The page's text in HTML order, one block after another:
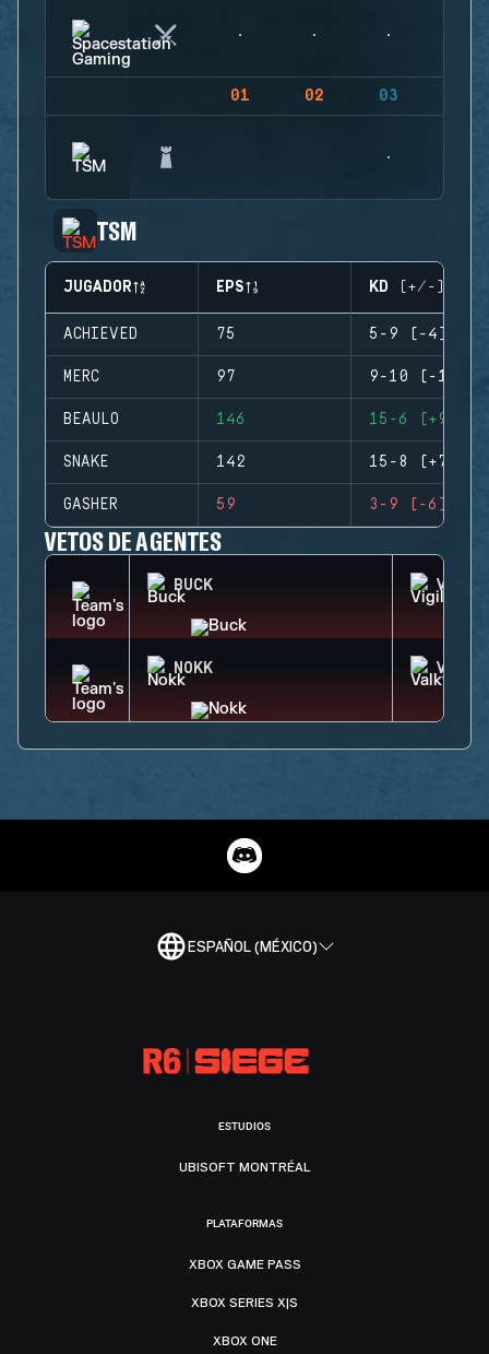
01 02 03
TSM
JUGADOR EPS KD (+/-)
ACHIEVED 75 5-9 (-4)
MERC 97 9-10 (-1)
BEAULO 146 15-6 (+9)
SNAKE 142 15-8 (+7)
GASHER 59 3-9 (-6)
VETOS DE AGENTES
BUCK VIGIL
NOKK
ESPAÑOL (MÉXICO)
ESTUDIOS
UBISOFT MONTRÉAL
PLATAFORMAS
XBOX GAME PASS
XBOX SERIES X|S
XBOX ONE